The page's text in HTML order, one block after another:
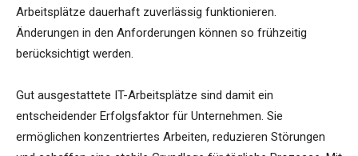
Arbeitsplätze dauerhaft zuverlässig funktionieren.
Änderungen in den Anforderungen können so frühzeitig
berücksichtigt werden.
Gut ausgestattete IT-Arbeitsplätze sind damit ein
entscheidender Erfolgsfaktor für Unternehmen. Sie
ermöglichen konzentriertes Arbeiten, reduzieren Störungen